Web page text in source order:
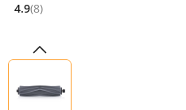
Hodnocení: 4.9 z 5 (8 recenzí)
4.9(8)